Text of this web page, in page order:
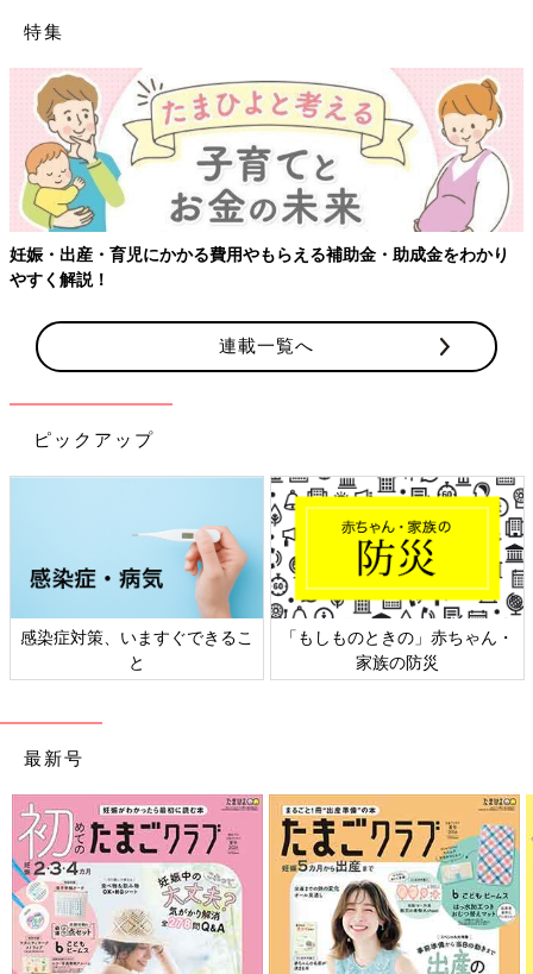
特集
妊娠・出産・育児にかかる費用やもらえる補助金・助成金をわかり
やすく解説！
連載一覧へ
ピックアップ
感染症対策、いますぐできるこ
と
「もしものときの」赤ちゃん・
家族の防災
最新号